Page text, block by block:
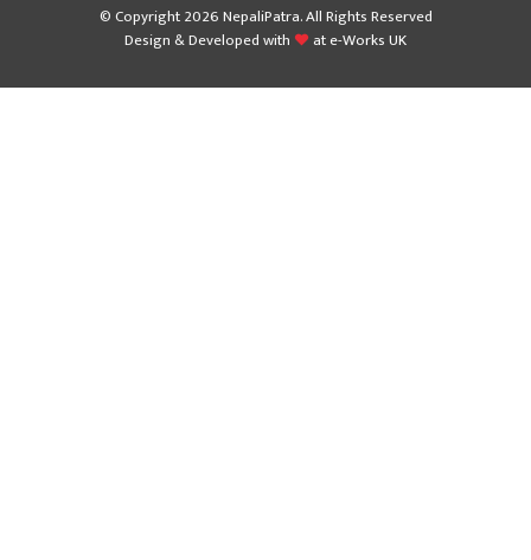
© Copyright 2026 NepaliPatra. All Rights Reserved
Design & Developed with
ate-Works UK